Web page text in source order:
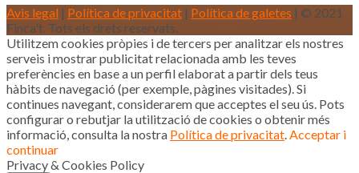
Avis legal | Política de privacitat | Política de galetes | © 2021
Finca't. Tots els drets reservats.
Utilitzem cookies pròpies i de tercers per analitzar els nostres
serveis i mostrar publicitat relacionada amb les teves
preferències en base a un perfil elaborat a partir dels teus
hàbits de navegació (per exemple, pàgines visitades). Si
continues navegant, considerarem que acceptes el seu ús. Pots
configurar o rebutjar la utilització de cookies o obtenir més
informació, consulta la nostra Política de privacitat Acceptar i
continuar
Privacy & Cookies Policy